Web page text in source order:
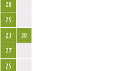
28
25
23
30
27
25